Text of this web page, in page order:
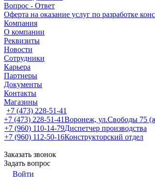
Вопрос - Ответ
Оферта на оказание услуг по разработке
Компания
О компании
Реквизиты
Новости
Сотрудники
Карьера
Партнеры
Документы
Контакты
Магазины
+7 (473) 228-51-41
+7 (473) 228-51-41Воронеж, ул.Свободы 75
+7 (960) 110-14-79Диспетчер производства
+7 (960) 112-50-16Конструкторский отдел
Заказать звонок
Задать вопрос
Войти